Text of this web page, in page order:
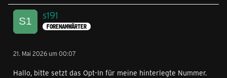
s191
FORENANWÄRTER
21. Mai 2026 um 00:07
Hallo, bitte setzt das Opt-In für meine hinterlegte Nummer.